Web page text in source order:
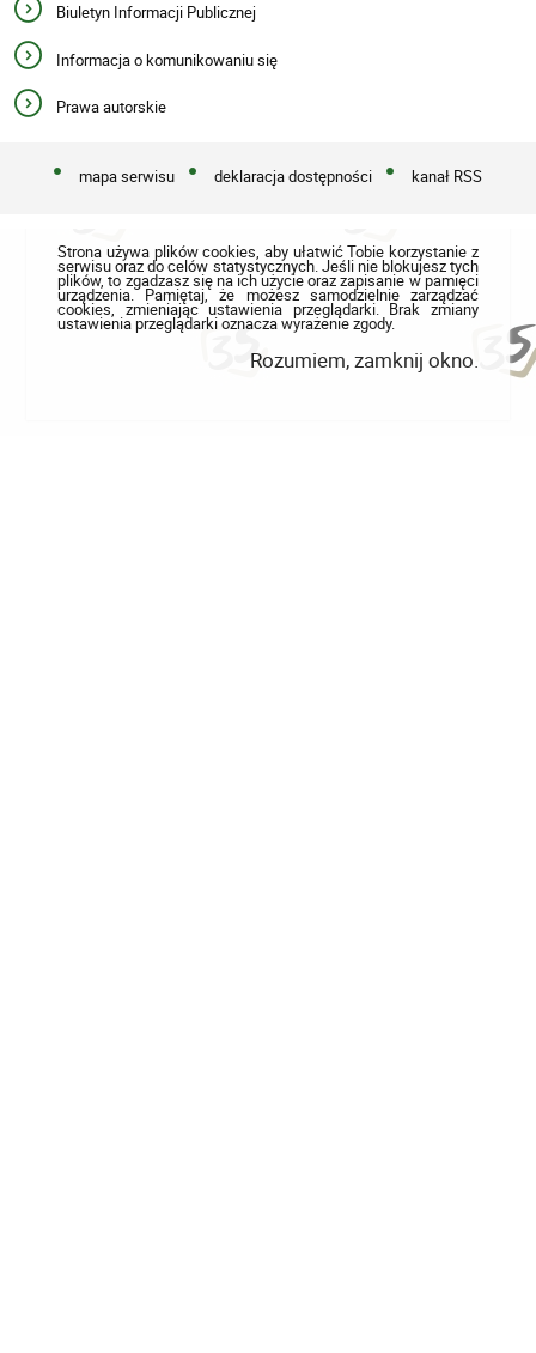
Biuletyn Informacji Publicznej
Informacja o komunikowaniu się
Prawa autorskie
mapa serwisu deklaracja dostępności kanał RSS
Strona używa plików cookies, aby ułatwić Tobie korzystanie z
serwisu oraz do celów statystycznych. Jeśli nie blokujesz tych
plików, to zgadzasz się na ich użycie oraz zapisanie w pamięci
urządzenia. Pamiętaj, że możesz samodzielnie zarządzać
cookies, zmieniając ustawienia przeglądarki. Brak zmiany
ustawienia przeglądarki oznacza wyrażenie zgody.
Rozumiem, zamknij okno.